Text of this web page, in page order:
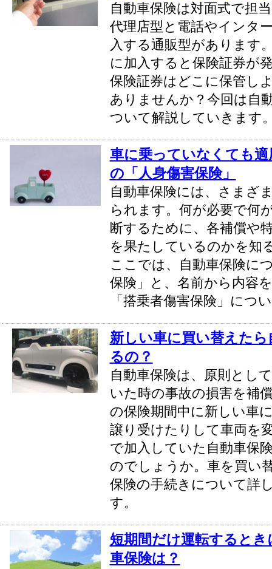
自動車保険は対面式で担
代理店型と電話やインタ
入する通販型があります
に加入すると保険証券が
保険証券はどこに保管し
ありませんか？今回は自
ついて解説していきます
車に乗っていなくても
の「人身傷害保険」
自動車保険には、さまざ
られます。何が必要で何
断するために、各補償や
を果たしているのかを知
ここでは、自動車保険に
保険」と、名前から内容
「搭乗者傷害保険」につ
新しい車に買い替えた
るの？
自動車保険は、原則とし
いた時の事故の損害を補
の保険期間中に新しい車
譲り受けたりして車両を
で加入していた自動車保
のでしょうか。車を買い
保険の手続きについて詳
す。
短期間だけ運転すると
車保険は？